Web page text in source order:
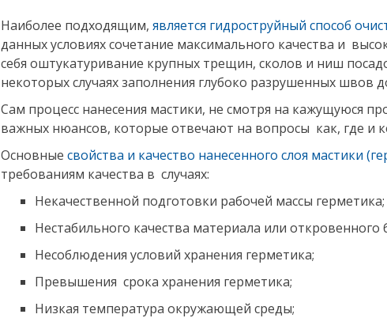
Наиболее подходящим, является гидроструйный способ
данных условиях сочетание максимального качества и
себя оштукатуривание крупных трещин, сколов и ниш
некоторых случаях заполнения глубоко разрушенных
Сам процесс нанесения мастики, не смотря на кажущуюся
важных нюансов, которые отвечают на вопросы как, где и
Основные свойства и качество нанесенного слоя мастики
требованиям качества в случаях:
Некачественной подготовки рабочей массы герметика;
Нестабильного качества материала или откровенного
Несоблюдения условий хранения герметика;
Превышения срока хранения герметика;
Низкая температура окружающей среды;